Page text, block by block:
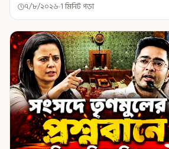
৭/৮/২০২৬ 1 মিনিট পড়া